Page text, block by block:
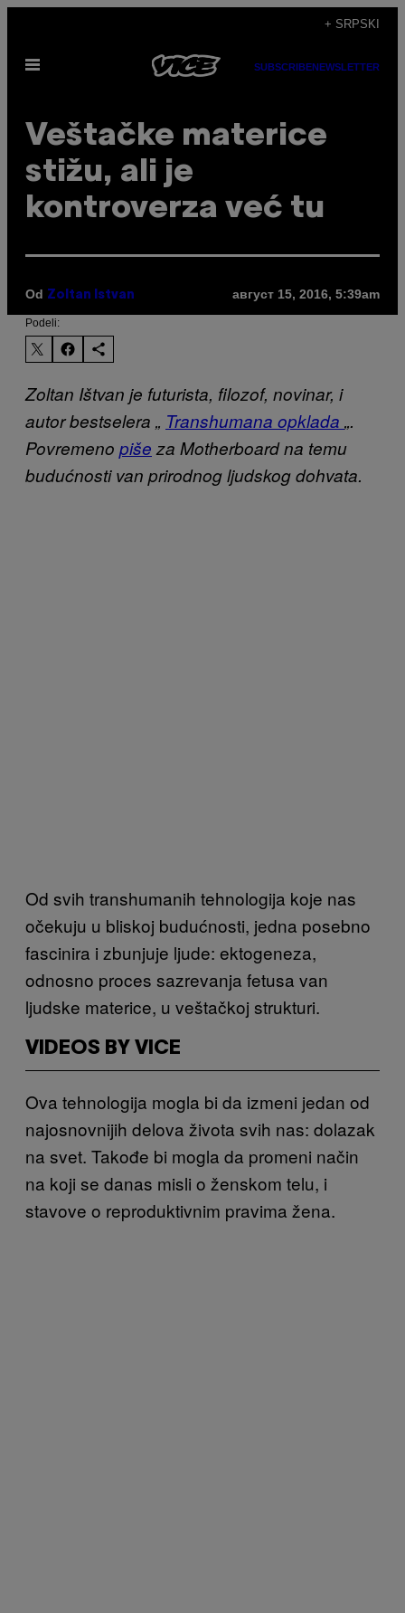
садржај
+ SRPSKI
Otvori
SUBSCRIBENEWSLETTER
​Veštačke materice
stižu, ali je
kontroverza već tu
Od Zoltan Istvan август 15, 2016, 5:39am
Podeli:
Zoltan Ištvan je futurista, filozof, novinar, i
autor bestselera „ Transhumana opklada „.
Povremeno piše za Motherboard na temu
budućnosti van prirodnog ljudskog dohvata.
Od svih transhumanih tehnologija koje nas
očekuju u bliskoj budućnosti, jedna posebno
fascinira i zbunjuje ljude: ektogeneza,
odnosno proces sazrevanja fetusa van
ljudske materice, u veštačkoj strukturi.
VIDEOS BY VICE
Ova tehnologija mogla bi da izmeni jedan od
najosnovnijih delova života svih nas: dolazak
na svet. Takođe bi mogla da promeni način
na koji se danas misli o ženskom telu, i
stavove o reproduktivnim pravima žena.